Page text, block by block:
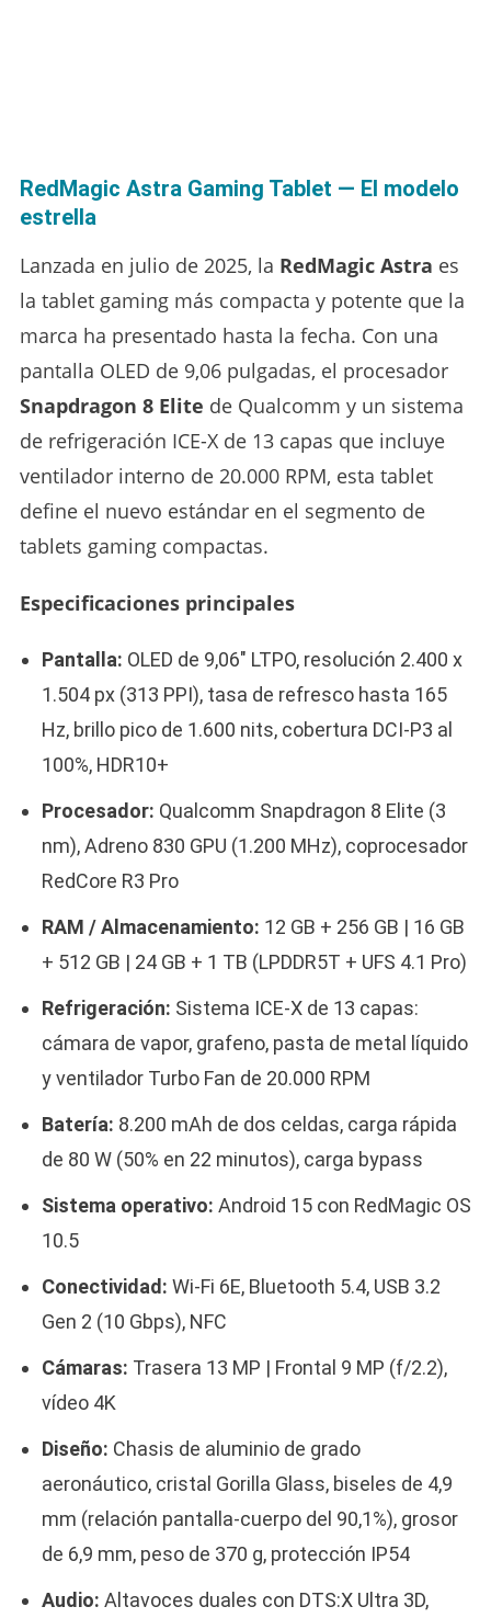
RedMagic Astra Gaming Tablet — El modelo
estrella
Lanzada en julio de 2025, la RedMagic Astra es
la tablet gaming más compacta y potente que la
marca ha presentado hasta la fecha. Con una
pantalla OLED de 9,06 pulgadas, el procesador
Snapdragon 8 Elite de Qualcomm y un sistema
de refrigeración ICE-X de 13 capas que incluye
ventilador interno de 20.000 RPM, esta tablet
define el nuevo estándar en el segmento de
tablets gaming compactas.
Especificaciones principales
Pantalla: OLED de 9,06″ LTPO, resolución 2.400 x
1.504 px (313 PPI), tasa de refresco hasta 165
Hz, brillo pico de 1.600 nits, cobertura DCI-P3 al
100%, HDR10+
Procesador: Qualcomm Snapdragon 8 Elite (3
nm), Adreno 830 GPU (1.200 MHz), coprocesador
RedCore R3 Pro
RAM / Almacenamiento: 12 GB + 256 GB | 16 GB
+ 512 GB | 24 GB + 1 TB (LPDDR5T + UFS 4.1 Pro)
Refrigeración: Sistema ICE-X de 13 capas:
cámara de vapor, grafeno, pasta de metal líquido
y ventilador Turbo Fan de 20.000 RPM
Batería: 8.200 mAh de dos celdas, carga rápida
de 80 W (50% en 22 minutos), carga bypass
Sistema operativo: Android 15 con RedMagic OS
10.5
Conectividad: Wi-Fi 6E, Bluetooth 5.4, USB 3.2
Gen 2 (10 Gbps), NFC
Cámaras: Trasera 13 MP | Frontal 9 MP (f/2.2),
vídeo 4K
Diseño: Chasis de aluminio de grado
aeronáutico, cristal Gorilla Glass, biseles de 4,9
mm (relación pantalla-cuerpo del 90,1%), grosor
de 6,9 mm, peso de 370 g, protección IP54
Audio: Altavoces duales con DTS:X Ultra 3D,